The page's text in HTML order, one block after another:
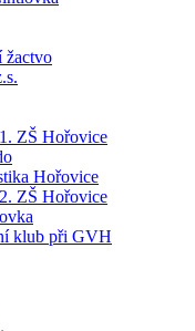
žactvo
ZŠ Hořovice
Hořovice
ZŠ Hořovice
klub při GVH